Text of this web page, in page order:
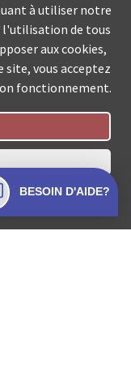
légales
à utiliser notre
l'utilisation de tous
aux cookies,
site, vous acceptez
fonctionnement.
BESOIN D'AIDE?